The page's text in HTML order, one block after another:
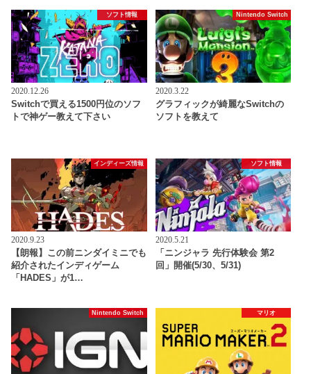
ソフト情報
2020.12.26
Switchで買える1500円位のソフ
トで神ゲー教えて下さい
Nintendo Switch
2020.3.22
グラフィックが綺麗なSwitchの
ソフトを教えて
インディーズ情報
2020.9.23
【朗報】この前ニンダイミニでも
紹介されたインディゲーム
「HADES」が1…
ソフト情報
2020.5.21
「ニンジャラ 先行体験会 第2
回」開催(5/30、5/31)
Nintendo Switch マリオ